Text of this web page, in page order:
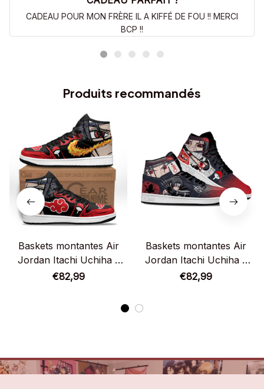
CADEAU POUR MON FRÈRE IL A KIFFÉ DE FOU !! MERCI
BCP !!
Produits recommandés
Baskets montantes Air
Jordan Itachi Uchiha –
Chaussures montantes
€82,99
Baskets montantes Air
Jordan Itachi Uchiha –
Chaussures montantes
€82,99